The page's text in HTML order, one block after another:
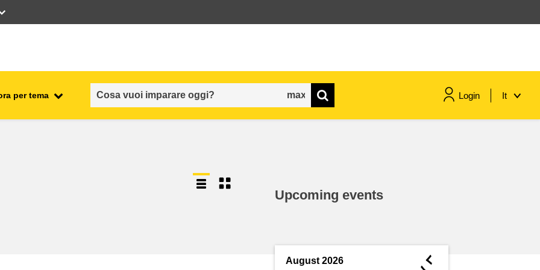
per tema Login It
sicurezza e protezione alimentare
conoscenze
Upcoming events
August 2026 ◄